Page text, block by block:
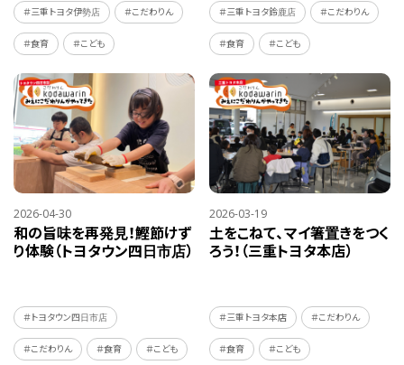
＃三重トヨタ伊勢店 ＃こだわりん
＃食育 ＃こども
＃三重トヨタ鈴鹿店 ＃こだわりん
＃食育 ＃こども
2026-04-30
和の旨味を再発見！鰹節けず
り体験（トヨタウン四日市店）
＃トヨタウン四日市店
＃こだわりん ＃食育 ＃こども
2026-03-19
土をこねて、マイ箸置きをつく
ろう！（三重トヨタ本店）
＃三重トヨタ本店 ＃こだわりん
＃食育 ＃こども